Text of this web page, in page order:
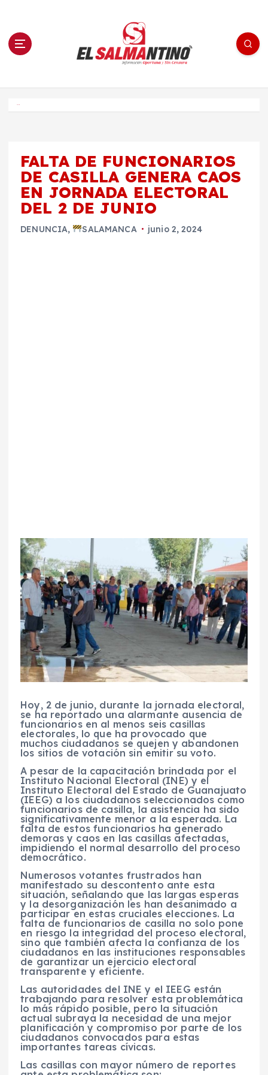
n El Salmantino - medios/noticias/editorial
FALTA DE FUNCIONARIOS
DE CASILLA GENERA CAOS
EN JORNADA ELECTORAL
DEL 2 DE JUNIO
DENUNCIA, SALAMANCA junio 2, 2024
Hoy, 2 de junio, durante la jornada electoral,
se ha reportado una alarmante ausencia de
funcionarios en al menos seis casillas
electorales, lo que ha provocado que
muchos ciudadanos se quejen y abandonen
los sitios de votación sin emitir su voto.
A pesar de la capacitación brindada por el
Instituto Nacional Electoral (INE) y el
Instituto Electoral del Estado de Guanajuato
(IEEG) a los ciudadanos seleccionados como
funcionarios de casilla, la asistencia ha sido
significativamente menor a la esperada. La
falta de estos funcionarios ha generado
demoras y caos en las casillas afectadas,
impidiendo el normal desarrollo del proceso
democrático.
Numerosos votantes frustrados han
manifestado su descontento ante esta
situación, señalando que las largas esperas
y la desorganización les han desanimado a
participar en estas cruciales elecciones. La
falta de funcionarios de casilla no solo pone
en riesgo la integridad del proceso electoral,
sino que también afecta la confianza de los
ciudadanos en las instituciones responsables
de garantizar un ejercicio electoral
transparente y eficiente.
Las autoridades del INE y el IEEG están
trabajando para resolver esta problemática
lo más rápido posible, pero la situación
actual subraya la necesidad de una mejor
planificación y compromiso por parte de los
ciudadanos convocados para estas
importantes tareas cívicas.
Las casillas con mayor número de reportes